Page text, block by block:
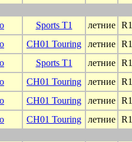
Sports T1 летние
CH01 Touring летние
Sports T1 летние
CH01 Touring летние
CH01 Touring летние
CH01 Touring летние